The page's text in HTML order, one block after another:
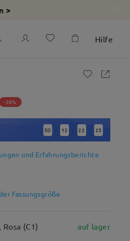
>
Hilfe
-38%
5D : 12 : 22 : 24
und Erfahrungsberichte
Fassungsgröße
(C1) auf lager